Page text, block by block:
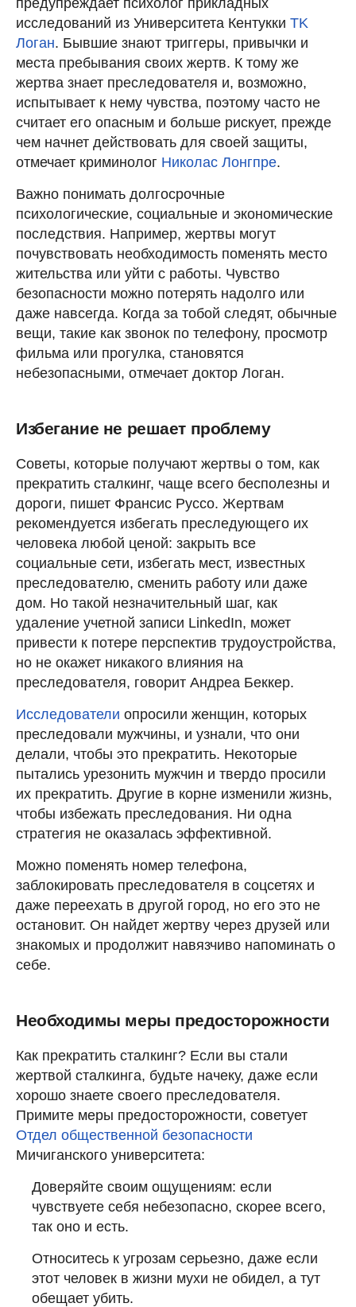
предупреждает психолог прикладных
исследований из Университета Кентукки TK
Логан. Бывшие знают триггеры, привычки и
места пребывания своих жертв. К тому же
жертва знает преследователя и, возможно,
испытывает к нему чувства, поэтому часто не
считает его опасным и больше рискует, прежде
чем начнет действовать для своей защиты,
отмечает криминолог Николас Лонгпре.
Важно понимать долгосрочные
психологические, социальные и экономические
последствия. Например, жертвы могут
почувствовать необходимость поменять место
жительства или уйти с работы. Чувство
безопасности можно потерять надолго или
даже навсегда. Когда за тобой следят, обычные
вещи, такие как звонок по телефону, просмотр
фильма или прогулка, становятся
небезопасными, отмечает доктор Логан.
Избегание не решает проблему
Советы, которые получают жертвы о том, как
прекратить сталкинг, чаще всего бесполезны и
дороги, пишет Франсис Руссо. Жертвам
рекомендуется избегать преследующего их
человека любой ценой: закрыть все
социальные сети, избегать мест, известных
преследователю, сменить работу или даже
дом. Но такой незначительный шаг, как
удаление учетной записи LinkedIn, может
привести к потере перспектив трудоустройства,
но не окажет никакого влияния на
преследователя, говорит Андреа Беккер.
Исследователи опросили женщин, которых
преследовали мужчины, и узнали, что они
делали, чтобы это прекратить. Некоторые
пытались урезонить мужчин и твердо просили
их прекратить. Другие в корне изменили жизнь,
чтобы избежать преследования. Ни одна
стратегия не оказалась эффективной.
Можно поменять номер телефона,
заблокировать преследователя в соцсетях и
даже переехать в другой город, но его это не
остановит. Он найдет жертву через друзей или
знакомых и продолжит навязчиво напоминать о
себе.
Необходимы меры предосторожности
Как прекратить сталкинг? Если вы стали
жертвой сталкинга, будьте начеку, даже если
хорошо знаете своего преследователя.
Примите меры предосторожности, советует
Отдел общественной безопасности
Мичиганского университета:
Доверяйте своим ощущениям: если
чувствуете себя небезопасно, скорее всего,
так оно и есть.
Относитесь к угрозам серьезно, даже если
этот человек в жизни мухи не обидел, а тут
обещает убить.